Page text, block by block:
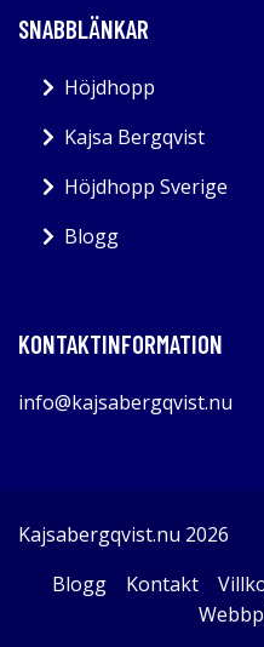
SNABBLÄNKAR
Höjdhopp
Kajsa Bergqvist
Höjdhopp Sverige
Blogg
KONTAKTINFORMATION
info@kajsabergqvist.nu
Kajsabergqvist.nu 2026
Blogg
Kontakt